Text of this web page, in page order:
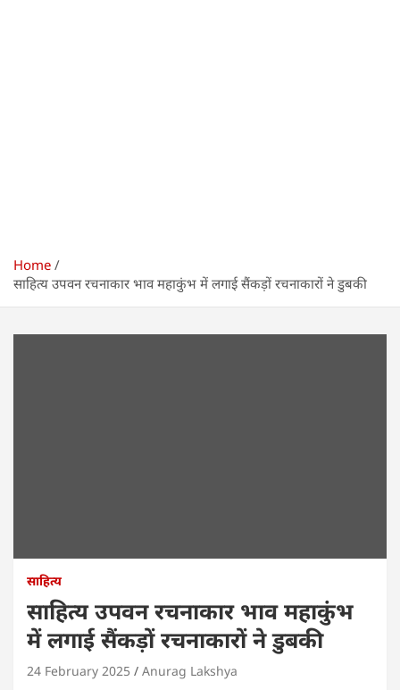
Home
साहित्य उपवन रचनाकार भाव‌ महाकुंभ में लगाई सैंकड़ों रचनाकारों ने डुबकी
साहित्य
साहित्य उपवन रचनाकार भाव‌ महाकुंभ
में लगाई सैंकड़ों रचनाकारों ने डुबकी
24 February 2025 Anurag Lakshya